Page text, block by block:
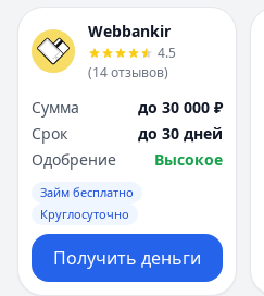
Webbankir
4.5
(14отзывов)
Сумма
до 30 000 ₽
Срок
до 30 дней
Одобрение
Высокое
Займ бесплатно
Круглосуточно
Получить деньги